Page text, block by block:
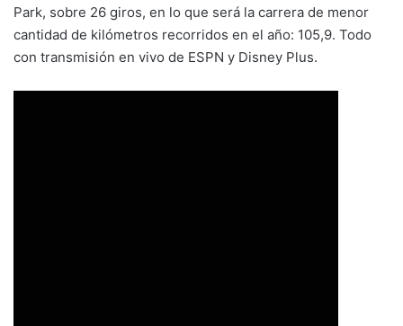
Park, sobre 26 giros, en lo que será la carrera de menor
cantidad de kilómetros recorridos en el año: 105,9. Todo
con transmisión en vivo de ESPN y Disney Plus.